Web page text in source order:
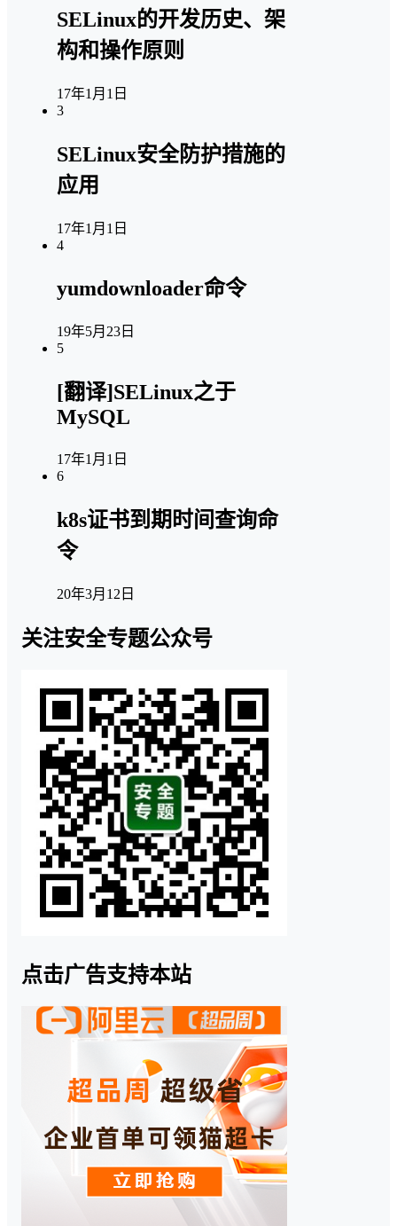
SELinux的开发历史、架
构和操作原则
17年1月1日
3
SELinux安全防护措施的
应用
17年1月1日
4
yumdownloader命令
19年5月23日
5
[翻译]SELinux之于
MySQL
17年1月1日
6
k8s证书到期时间查询命
令
20年3月12日
关注安全专题公众号
点击广告支持本站